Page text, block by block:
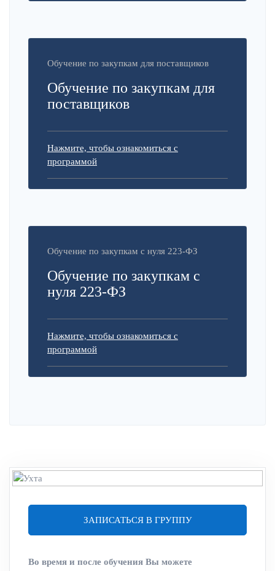
Обучение по закупкам для поставщиков
Обучение по закупкам для
поставщиков
Нажмите, чтобы ознакомиться с
программой
Обучение по закупкам с нуля 223-ФЗ
Обучение по закупкам с
нуля 223-ФЗ
Нажмите, чтобы ознакомиться с
программой
ЗАПИСАТЬСЯ В ГРУППУ
Во время и после обучения Вы можете